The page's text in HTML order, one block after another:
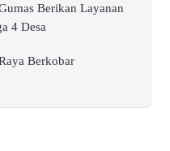
Berikan Layanan
4 Desa
Berkobar